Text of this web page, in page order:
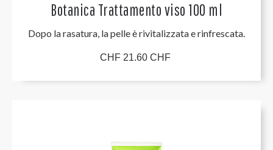
Botanica Trattamento viso 100 ml
Dopo la rasatura, la pelle è rivitalizzata e rinfrescata.
CHF 21.60 CHF